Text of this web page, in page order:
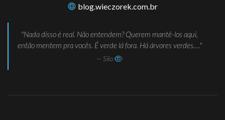
blog.wieczorek.com.br
Nada disso é real. Não entendem? Querem mantê-los aqui,
então mentem pra vocês. É verde lá fora. Há árvores verdes.…
— Silo